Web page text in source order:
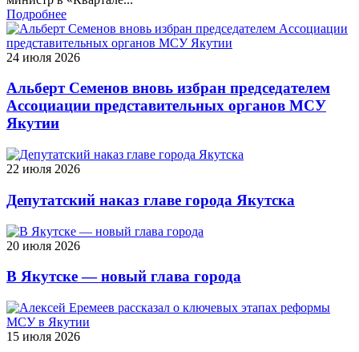
Подробнее
24 июля 2026
Альберт Семенов вновь избран председателем
Ассоциации представительных органов МСУ
Якутии
22 июля 2026
Депутатский наказ главе города Якутска
20 июля 2026
В Якутске — новый глава города
15 июля 2026